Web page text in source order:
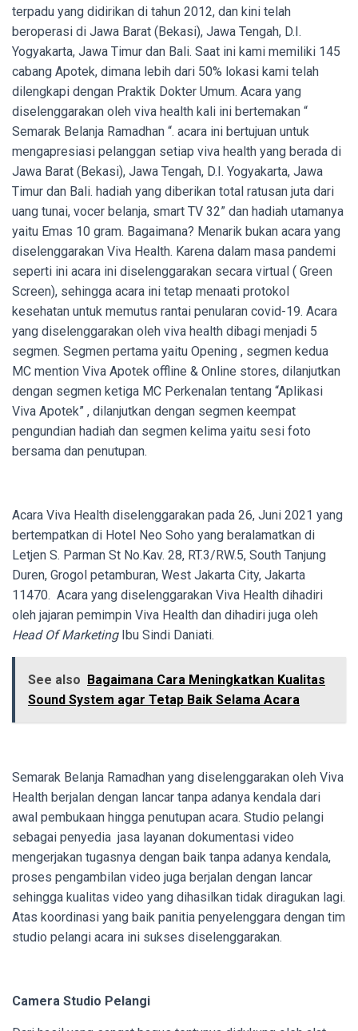
terpadu yang didirikan di tahun 2012, dan kini telah
beroperasi di Jawa Barat (Bekasi), Jawa Tengah, D.I.
Yogyakarta, Jawa Timur dan Bali. Saat ini kami memiliki 145
cabang Apotek, dimana lebih dari 50% lokasi kami telah
dilengkapi dengan Praktik Dokter Umum. Acara yang
diselenggarakan oleh viva health kali ini bertemakan “
Semarak Belanja Ramadhan “. acara ini bertujuan untuk
mengapresiasi pelanggan setiap viva health yang berada di
Jawa Barat (Bekasi), Jawa Tengah, D.I. Yogyakarta, Jawa
Timur dan Bali. hadiah yang diberikan total ratusan juta dari
uang tunai, vocer belanja, smart TV 32” dan hadiah utamanya
yaitu Emas 10 gram. Bagaimana? Menarik bukan acara yang
diselenggarakan Viva Health. Karena dalam masa pandemi
seperti ini acara ini diselenggarakan secara virtual ( Green
Screen), sehingga acara ini tetap menaati protokol
kesehatan untuk memutus rantai penularan covid-19. Acara
yang diselenggarakan oleh viva health dibagi menjadi 5
segmen. Segmen pertama yaitu Opening , segmen kedua
MC mention Viva Apotek offline & Online stores, dilanjutkan
dengan segmen ketiga MC Perkenalan tentang “Aplikasi
Viva Apotek” , dilanjutkan dengan segmen keempat
pengundian hadiah dan segmen kelima yaitu sesi foto
bersama dan penutupan.
Acara Viva Health diselenggarakan pada 26, Juni 2021 yang
bertempatkan di Hotel Neo Soho yang beralamatkan di
Letjen S. Parman St No.Kav. 28, RT.3/RW.5, South Tanjung
Duren, Grogol petamburan, West Jakarta City, Jakarta
11470. Acara yang diselenggarakan Viva Health dihadiri
oleh jajaran pemimpin Viva Health dan dihadiri juga oleh
Head Of Marketing Ibu Sindi Daniati.
See also Bagaimana Cara Meningkatkan Kualitas
Sound System agar Tetap Baik Selama Acara
Semarak Belanja Ramadhan yang diselenggarakan oleh Viva
Health berjalan dengan lancar tanpa adanya kendala dari
awal pembukaan hingga penutupan acara. Studio pelangi
sebagai penyedia jasa layanan dokumentasi video
mengerjakan tugasnya dengan baik tanpa adanya kendala,
proses pengambilan video juga berjalan dengan lancar
sehingga kualitas video yang dihasilkan tidak diragukan lagi.
Atas koordinasi yang baik panitia penyelenggara dengan tim
studio pelangi acara ini sukses diselenggarakan.
Camera Studio Pelangi